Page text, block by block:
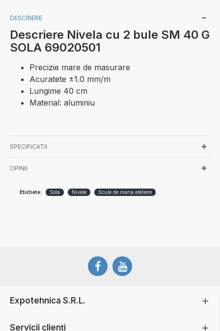
DESCRIERE
Descriere Nivela cu 2 bule SM 40 G
SOLA 69020501
Precizie mare de masurare
Acuratete ±1.0 mm/m
Lungime 40 cm
Material: aluminiu
SPECIFICATII
OPINII
Etichete: Sola Nivele Scule de mana ateliere
Expotehnica S.R.L.
Servicii clienți